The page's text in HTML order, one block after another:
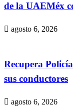
de la UAEMéx
agosto 6, 2026
Recupera
sus conductores
agosto 6, 2026